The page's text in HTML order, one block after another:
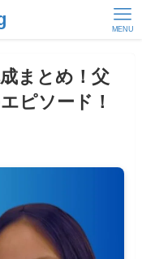
MENU
まとめ！父
ピソード！